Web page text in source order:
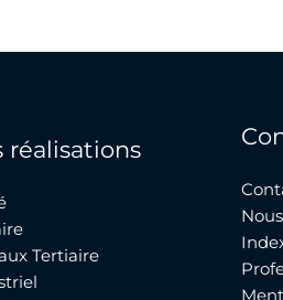
réalisations
Tertiaire